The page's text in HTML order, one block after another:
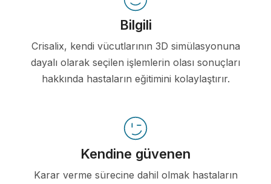
Bilgili
Crisalix, kendi vücutlarının 3D simülasyonuna
dayalı olarak seçilen işlemlerin olası sonuçları
hakkında hastaların eğitimini kolaylaştırır.
Kendine güvenen
Karar verme sürecine dahil olmak hastaların